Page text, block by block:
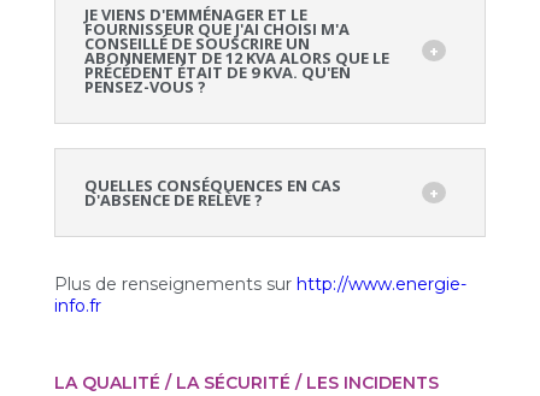
JE VIENS D'EMMÉNAGER ET LE
FOURNISSEUR QUE J'AI CHOISI M'A
CONSEILLÉ DE SOUSCRIRE UN
ABONNEMENT DE 12 KVA ALORS QUE LE
PRÉCÉDENT ÉTAIT DE 9 KVA. QU'EN
PENSEZ-VOUS ?
QUELLES CONSÉQUENCES EN CAS
D'ABSENCE DE RELÈVE ?
Plus de renseignements sur http://www.energie-
info.fr
LA QUALITÉ / LA SÉCURITÉ / LES INCIDENTS